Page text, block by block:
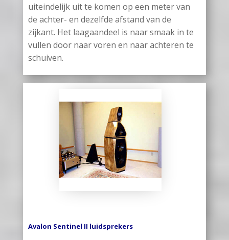
uiteindelijk uit te komen op een meter van
de achter- en dezelfde afstand van de
zijkant. Het laagaandeel is naar smaak in te
vullen door naar voren en naar achteren te
schuiven.
Avalon Sentinel II luidsprekers